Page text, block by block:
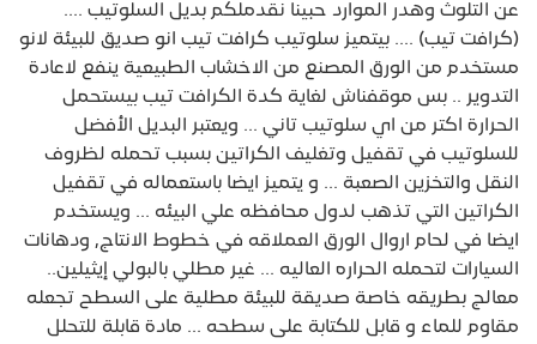
عن التلوث وهدر الموارد حبينا نقدملكم بديل السلوتيب ....
(كرافت تيب) .... بيتميز سلوتيب كرافت تيب انو صديق للبيئة لانو
مستخدم من الورق المصنع من الاخشاب الطبيعية ينفع لاعادة
التدوير .. بس موقفناش لغاية كدة الكرافت تيب بيستحمل
الحرارة اكتر من اي سلوتيب تاني ... ويعتبر البديل الأفضل
للسلوتيب في تقفيل وتغليف الكراتين بسبب تحمله لظروف
النقل والتخزين الصعبة ... و يتميز ايضا باستعماله في تقفيل
الكراتين التي تذهب لدول محافظه علي البيئه ... ويستخدم
ايضا في لحام اروال الورق العملاقه في خطوط الانتاج, ودهانات
السيارات لتحمله الحراره العاليه ... غير مطلي بالبولي إيثيلين..
معالج بطريقه خاصة صديقة للبيئة مطلية على السطح تجعله
مقاوم للماء و قابل للكتابة على سطحه ... مادة قابلة للتحلل